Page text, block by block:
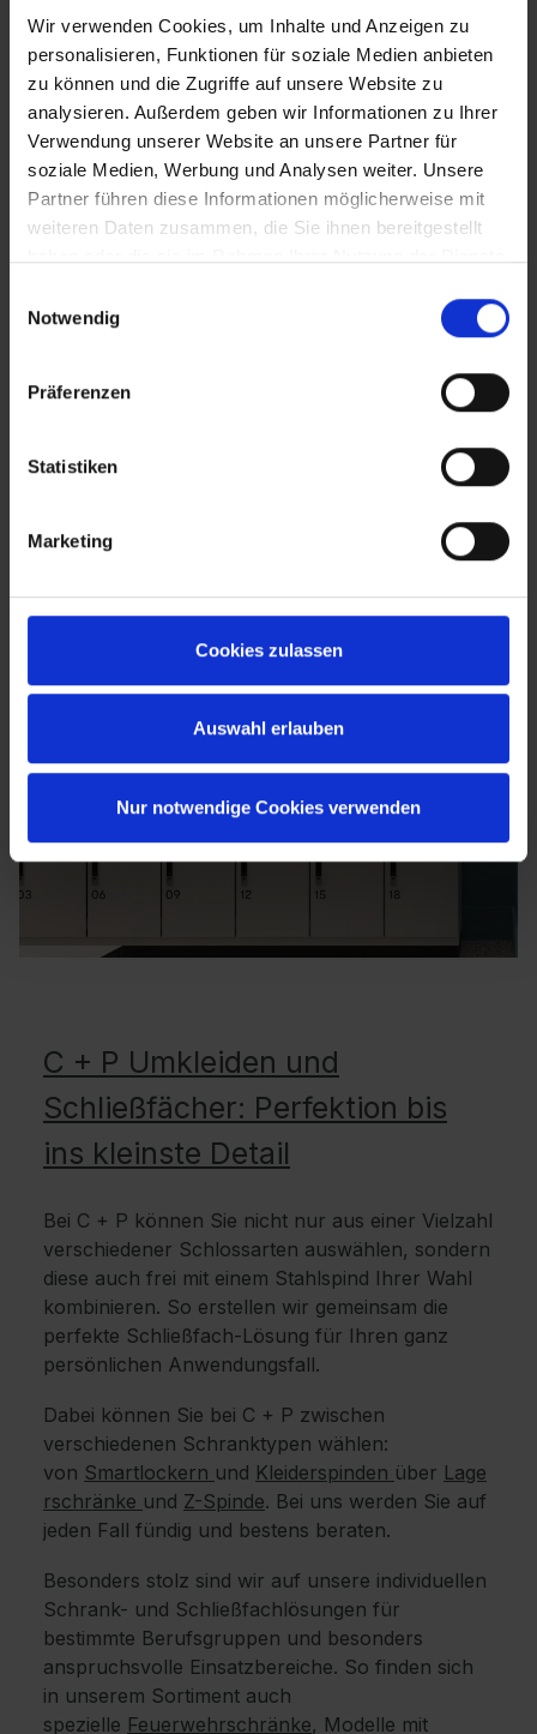
Wir verwenden Cookies, um Inhalte und Anzeigen zu
personalisieren, Funktionen für soziale Medien anbieten
zu können und die Zugriffe auf unsere Website zu
analysieren. Außerdem geben wir Informationen zu Ihrer
Verwendung unserer Website an unsere Partner für
soziale Medien, Werbung und Analysen weiter. Unsere
Partner führen diese Informationen möglicherweise mit
weiteren Daten zusammen, die Sie ihnen bereitgestellt
Notwendig
Präferenzen
Statistiken
Marketing
Cookies zulassen
Auswahl erlauben
Nur notwendige Cookies verwenden
C + P Umkleiden und
Schließfächer: Perfektion bis
ins kleinste Detail
Bei C + P können Sie nicht nur aus einer Vielzahl
verschiedener Schlossarten auswählen, sondern
diese auch frei mit einem Stahlspind Ihrer Wahl
kombinieren. So erstellen wir gemeinsam die
perfekte Schließfach-Lösung für Ihren ganz
persönlichen Anwendungsfall.
Dabei können Sie bei C + P zwischen
verschiedenen Schranktypen wählen:
von Smartlockern und Kleiderspinden über Lage
rschränke und Z-Spinde. Bei uns werden Sie auf
jeden Fall fündig und bestens beraten.
Besonders stolz sind wir auf unsere individuellen
Schrank- und Schließfachlösungen für
bestimmte Berufsgruppen und besonders
anspruchsvolle Einsatzbereiche. So finden sich
in unserem Sortiment auch
spezielle Feuerwehrschränke, Modelle mit